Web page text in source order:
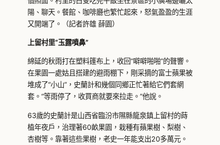
陽、聊天。餐館、咖啡廳也繁忙起來，怒氣盈盈的生涯
又開端了。（記者許雄 薛園）
上留村里“玉露噴鼻”
綿延的秋雨打在塑料篷布上，收回“噼噼啪啪”的聲響。
在果園一處姑且搭建的避雨棚下，剛采摘的富士蘋果被
堆成了“小山”，史蘭計和幾個同鄉正忙著給它們套網
套。“等雨停了，收買商就要來拉走。”他說。
63歲的史蘭計是山西省臨汾市隰縣龍泉鎮上留村的蒔
植年夜戶，治理著60畝果園，栽種有蘋果樹、梨樹、
杏樹等。靠著這些果樹，老史一年能支出20多萬元。